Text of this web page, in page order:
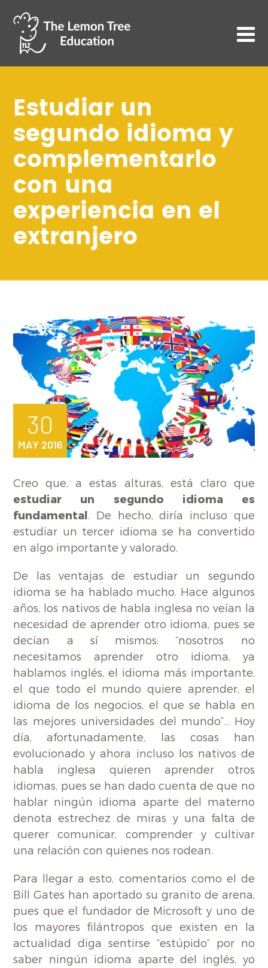
Estudiar un
segundo idioma y
complementarlo
con una
experiencia en el
extranjero
30
MAY 2016
Creo que, a estas alturas, está claro que
estudiar un segundo idioma es
fundamental. De hecho, diría incluso que
estudiar un tercer idioma se ha convertido
en algo importante y valorado.
De las ventajas de estudiar un segundo
idioma se ha hablado mucho. Hace algunos
años, los nativos de habla inglesa no veían la
necesidad de aprender otro idioma, pues se
decían a sí mismos: “nosotros no
necesitamos aprender otro idioma, ya
hablamos inglés, el idioma más importante,
el que todo el mundo quiere aprender, el
idioma de los negocios, el que se habla en
las mejores universidades del mundo”… Hoy
día, afortunadamente, las cosas han
evolucionado y ahora incluso los nativos de
habla inglesa quieren aprender otros
idiomas, pues se han dado cuenta de que no
hablar ningún idioma aparte del materno
denota estrechez de miras y una falta de
querer comunicar, comprender y cultivar
una relación con quienes nos rodean.
Para llegar a esto, comentarios como el de
Bill Gates han aportado su granito de arena,
pues que el fundador de Microsoft y uno de
los mayores filántropos que existen en la
actualidad diga sentirse “estúpido” por no
saber ningún idioma aparte del inglés, yo